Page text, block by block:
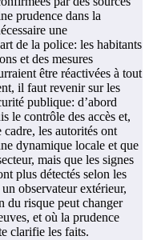
prudence dans la
une
de la police: les habitants
et des mesures
être réactivées à tout
il faut revenir sur les
publique: d’abord
le contrôle des accès et,
les autorités ont
dynamique locale et que
mais que les signes
plus détectés selon les
observateur extérieur,
du risque peut changer
et où la prudence
clarifie les faits.